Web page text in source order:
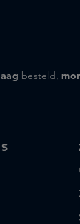
besteld,